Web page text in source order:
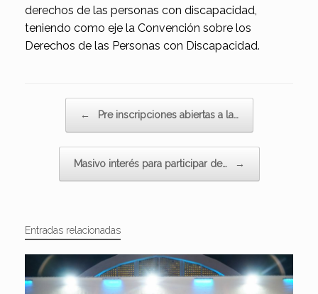
derechos de las personas con discapacidad,
teniendo como eje la Convención sobre los
Derechos de las Personas con Discapacidad.
← Pre inscripciones abiertas a la…
Masivo interés para participar de… →
Entradas relacionadas